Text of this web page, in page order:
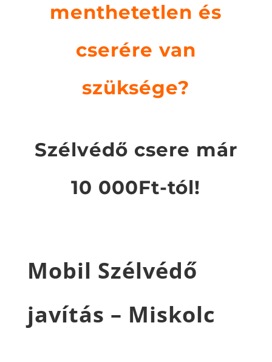
menthetetlen és
cserére van
szüksége?
Szélvédő csere már
10 000Ft-tól!
Mobil Szélvédő
javítás – Miskolc